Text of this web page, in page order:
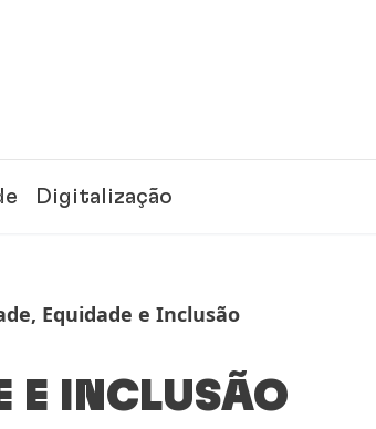
Digitalização
Equidade e Inclusão
E INCLUSÃO